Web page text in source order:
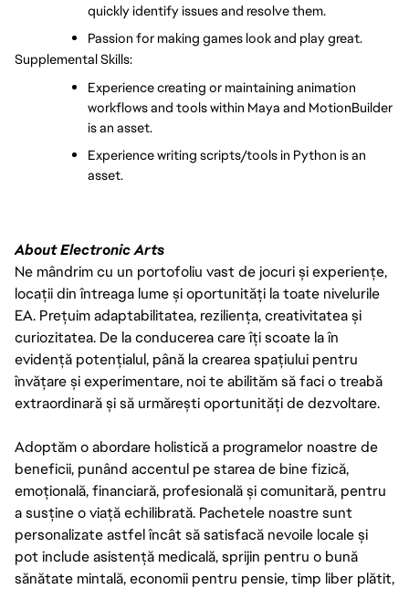
quickly identify issues and resolve them.
Passion for making games look and play great.
Supplemental Skills:
Experience creating or maintaining animation
workflows and tools within Maya and MotionBuilder
is an asset.
Experience writing scripts/tools in Python is an
asset.
About Electronic Arts
Ne mândrim cu un portofoliu vast de jocuri și experiențe,
locații din întreaga lume și oportunități la toate nivelurile
EA. Prețuim adaptabilitatea, reziliența, creativitatea și
curiozitatea. De la conducerea care îți scoate la în
evidență potențialul, până la crearea spațiului pentru
învățare și experimentare, noi te abilităm să faci o treabă
extraordinară și să urmărești oportunități de dezvoltare.
Adoptăm o abordare holistică a programelor noastre de
beneficii, punând accentul pe starea de bine fizică,
emoțională, financiară, profesională și comunitară, pentru
a susține o viață echilibrată. Pachetele noastre sunt
personalizate astfel încât să satisfacă nevoile locale și
pot include asistență medicală, sprijin pentru o bună
sănătate mintală, economii pentru pensie, timp liber plătit,